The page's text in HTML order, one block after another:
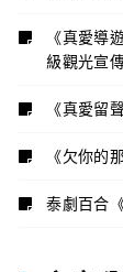
《真愛導
級觀光宣
《真愛留
《欠你的
泰劇百合